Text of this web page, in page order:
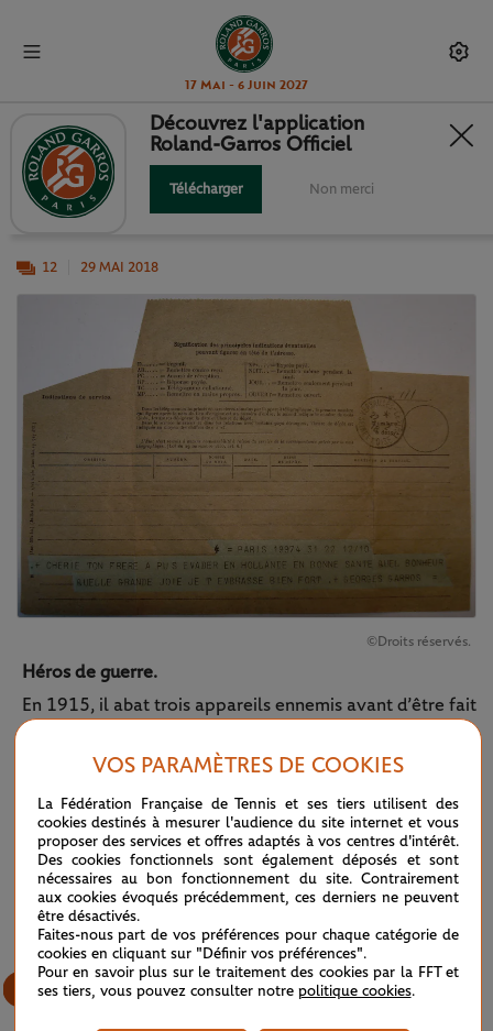
17 Mai - 6 Juin 2027
1/ AU-DELÀ DES LIMITES...
12 29 MAI 2018
©Droits réservés.
Héros de guerre.
En 1915, il abat trois appareils ennemis avant d’être fait
prisonnier et interné dans plusieurs camps à travers
l’Allemagne. Après de nombreuses tentatives, il s’évade
finalement en février 1918, avec un autre pilote,
Anselme Marchal, et regagne Paris via La Haye et
Londres.
10/12
Découvrez l'application
Roland-Garros Officiel
Télécharger Non merci
VOS PARAMÈTRES DE COOKIES
La Fédération Française de Tennis et ses tiers utilisent des
cookies destinés à mesurer l'audience du site internet et vous
proposer des services et offres adaptés à vos centres d'intérêt.
Des cookies fonctionnels sont également déposés et sont
nécessaires au bon fonctionnement du site. Contrairement
aux cookies évoqués précédemment, ces derniers ne peuvent
être désactivés.
Faites-nous part de vos préférences pour chaque catégorie de
cookies en cliquant sur "Définir vos préférences".
Pour en savoir plus sur le traitement des cookies par la FFT et
ses tiers, vous pouvez consulter notre politique cookies.